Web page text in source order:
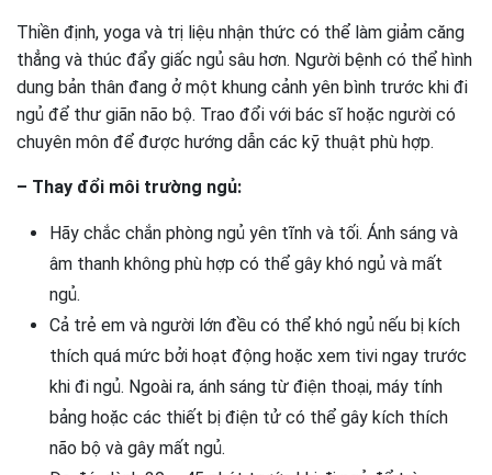
Thiền định, yoga và trị liệu nhận thức có thể làm giảm căng
thẳng và thúc đẩy giấc ngủ sâu hơn. Người bệnh có thể hình
dung bản thân đang ở một khung cảnh yên bình trước khi đi
ngủ để thư giãn não bộ. Trao đổi với bác sĩ hoặc người có
chuyên môn để được hướng dẫn các kỹ thuật phù hợp.
– Thay đổi môi trường ngủ:
Hãy chắc chắn phòng ngủ yên tĩnh và tối. Ánh sáng và
âm thanh không phù hợp có thể gây khó ngủ và mất
ngủ.
Cả trẻ em và người lớn đều có thể khó ngủ nếu bị kích
thích quá mức bởi hoạt động hoặc xem tivi ngay trước
khi đi ngủ. Ngoài ra, ánh sáng từ điện thoại, máy tính
bảng hoặc các thiết bị điện tử có thể gây kích thích
não bộ và gây mất ngủ.